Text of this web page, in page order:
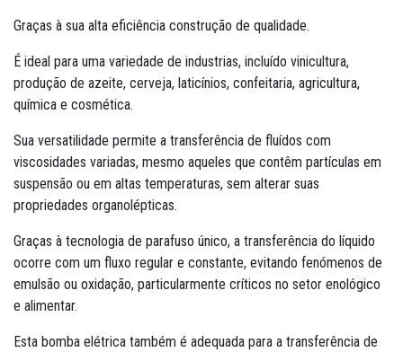
Graças à sua alta eficiência construção de qualidade.
É ideal para uma variedade de industrias, incluído vinicultura,
produção de azeite, cerveja, laticínios, confeitaria, agricultura,
química e cosmética.
Sua versatilidade permite a transferência de fluídos com
viscosidades variadas, mesmo aqueles que contêm partículas em
suspensão ou em altas temperaturas, sem alterar suas
propriedades organolépticas.
Graças à tecnologia de parafuso único, a transferência do líquido
ocorre com um fluxo regular e constante, evitando fenómenos de
emulsão ou oxidação, particularmente críticos no setor enológico
e alimentar.
Esta bomba elétrica também é adequada para a transferência de